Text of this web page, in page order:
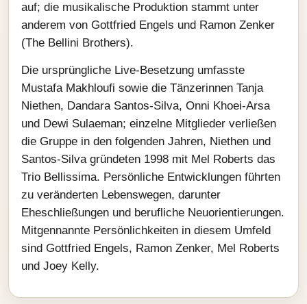
auf; die musikalische Produktion stammt unter
anderem von Gottfried Engels und Ramon Zenker
(The Bellini Brothers).
Die ursprüngliche Live-Besetzung umfasste
Mustafa Makhloufi sowie die Tänzerinnen Tanja
Niethen, Dandara Santos-Silva, Onni Khoei-Arsa
und Dewi Sulaeman; einzelne Mitglieder verließen
die Gruppe in den folgenden Jahren, Niethen und
Santos-Silva gründeten 1998 mit Mel Roberts das
Trio Bellissima. Persönliche Entwicklungen führten
zu veränderten Lebenswegen, darunter
Eheschließungen und berufliche Neuorientierungen.
Mitgennannte Persönlichkeiten in diesem Umfeld
sind Gottfried Engels, Ramon Zenker, Mel Roberts
und Joey Kelly.